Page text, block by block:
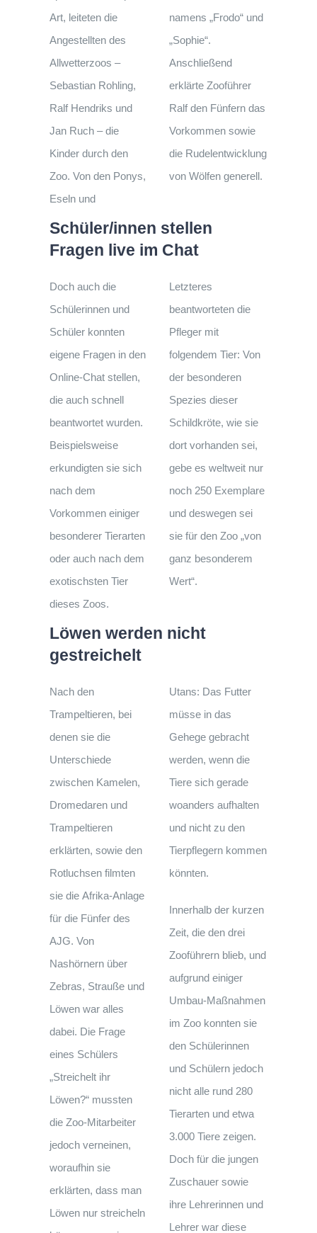
Art, leiteten die
Angestellten des
Allwetterzoos –
Sebastian Rohling,
Ralf Hendriks und
Jan Ruch – die
Kinder durch den
Zoo. Von den Ponys,
Eseln und
namens „Frodo“ und
„Sophie“.
Anschließend
erklärte Zooführer
Ralf den Fünfern das
Vorkommen sowie
die Rudelentwicklung
von Wölfen generell.
Schüler/innen stellen
Fragen live im Chat
Doch auch die
Schülerinnen und
Schüler konnten
eigene Fragen in den
Online-Chat stellen,
die auch schnell
beantwortet wurden.
Beispielsweise
erkundigten sie sich
nach dem
Vorkommen einiger
besonderer Tierarten
oder auch nach dem
exotischsten Tier
dieses Zoos.
Letzteres
beantworteten die
Pfleger mit
folgendem Tier: Von
der besonderen
Spezies dieser
Schildkröte, wie sie
dort vorhanden sei,
gebe es weltweit nur
noch 250 Exemplare
und deswegen sei
sie für den Zoo „von
ganz besonderem
Wert“.
Löwen werden nicht
gestreichelt
Nach den
Trampeltieren, bei
denen sie die
Unterschiede
zwischen Kamelen,
Dromedaren und
Trampeltieren
erklärten, sowie den
Rotluchsen filmten
sie die Afrika-Anlage
für die Fünfer des
AJG. Von
Nashörnern über
Zebras, Strauße und
Löwen war alles
dabei. Die Frage
eines Schülers
„Streichelt ihr
Löwen?“ mussten
die Zoo-Mitarbeiter
jedoch verneinen,
woraufhin sie
erklärten, dass man
Löwen nur streicheln
Utans: Das Futter
müsse in das
Gehege gebracht
werden, wenn die
Tiere sich gerade
woanders aufhalten
und nicht zu den
Tierpflegern kommen
könnten.
Innerhalb der kurzen
Zeit, die den drei
Zooführern blieb, und
aufgrund einiger
Umbau-Maßnahmen
im Zoo konnten sie
den Schülerinnen
und Schülern jedoch
nicht alle rund 280
Tierarten und etwa
3.000 Tiere zeigen.
Doch für die jungen
Zuschauer sowie
ihre Lehrerinnen und
Lehrer war diese